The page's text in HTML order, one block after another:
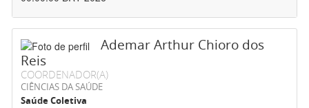
Ademar Arthur Chioro dos
Reis
COORDENADOR(A)
CIÊNCIAS DA SAÚDE
Saúde Coletiva